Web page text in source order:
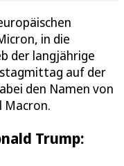
in die
der langjährige
auf der
den Namen von
Macron.
Trump: